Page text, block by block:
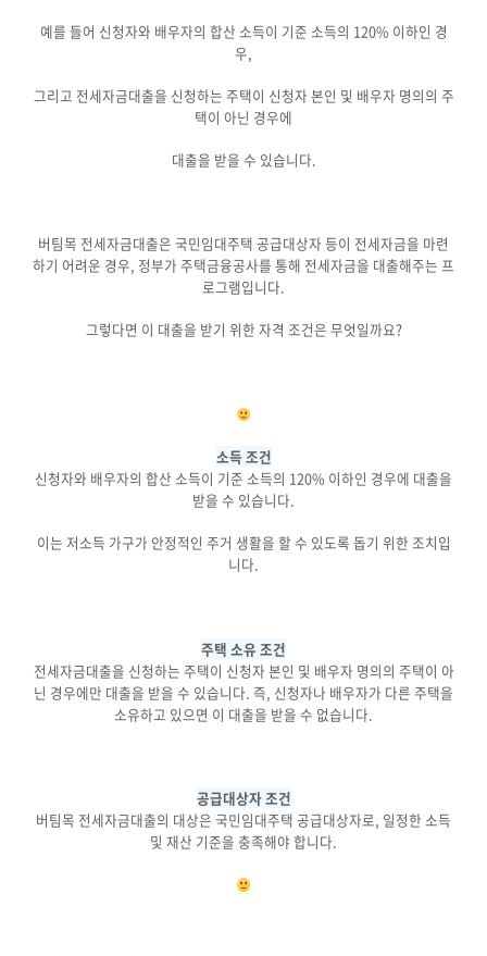
예를 들어 신청자와 배우자의 합산 소득이 기준 소득의 120% 이하인 경
우,
그리고 전세자금대출을 신청하는 주택이 신청자 본인 및 배우자 명의의 주
택이 아닌 경우에
대출을 받을 수 있습니다.
버팀목 전세자금대출은 국민임대주택 공급대상자 등이 전세자금을 마련
하기 어려운 경우, 정부가 주택금융공사를 통해 전세자금을 대출해주는 프
로그램입니다.
그렇다면 이 대출을 받기 위한 자격 조건은 무엇일까요?
소득 조건
신청자와 배우자의 합산 소득이 기준 소득의 120% 이하인 경우에 대출을
받을 수 있습니다.
이는 저소득 가구가 안정적인 주거 생활을 할 수 있도록 돕기 위한 조치입
니다.
주택 소유 조건
전세자금대출을 신청하는 주택이 신청자 본인 및 배우자 명의의 주택이 아
닌 경우에만 대출을 받을 수 있습니다. 즉, 신청자나 배우자가 다른 주택을
소유하고 있으면 이 대출을 받을 수 없습니다.
공급대상자 조건
버팀목 전세자금대출의 대상은 국민임대주택 공급대상자로, 일정한 소득
및 재산 기준을 충족해야 합니다.